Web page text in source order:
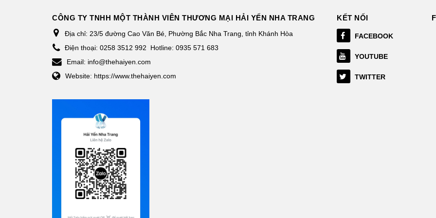
CÔNG TY TNHH MỘT THÀNH VIÊN THƯƠNG MẠI HẢI YẾN NHA TRANG
Địa chỉ: 23/5 đường Cao Văn Bé, Phường Bắc Nha Trang, tỉnh Khánh Hòa
Điện thoại: 0258 3512 992
Hotline: 0935 571 683
Email: info@thehaiyen.com
Website: https://www.thehaiyen.com
KẾT NỐI
FACEBOOK
YOUTUBE
TWITTER